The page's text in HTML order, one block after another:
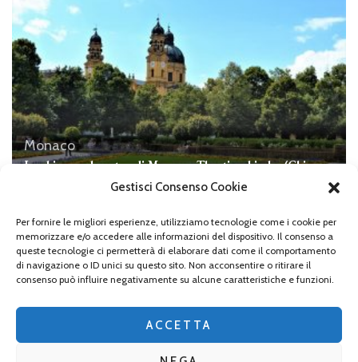
Gestisci Consenso Cookie
Per fornire le migliori esperienze, utilizziamo tecnologie come i cookie per
memorizzare e/o accedere alle informazioni del dispositivo. Il consenso a
queste tecnologie ci permetterà di elaborare dati come il comportamento
di navigazione o ID unici su questo sito. Non acconsentire o ritirare il
consenso può influire negativamente su alcune caratteristiche e funzioni.
ACCETTA
Monaco
Le chiese nel centro di Monaco, Theatinerkirche (Chiesa
Lascia un commento
per inviare un commento.